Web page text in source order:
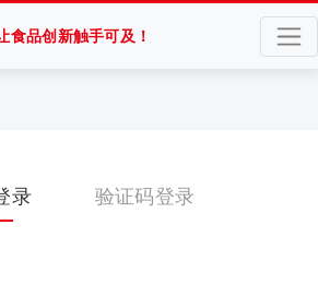
食品创新触手可及！
录 验证码登录